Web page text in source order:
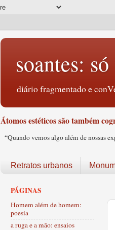
soantes:
diário fragmentado e
Átomos estéticos são também
“Quando vemos algo além de nossas
Retratos urbanos
PÁGINAS
Homem além de homem:
poesia
a ruga e a mão: ensaios